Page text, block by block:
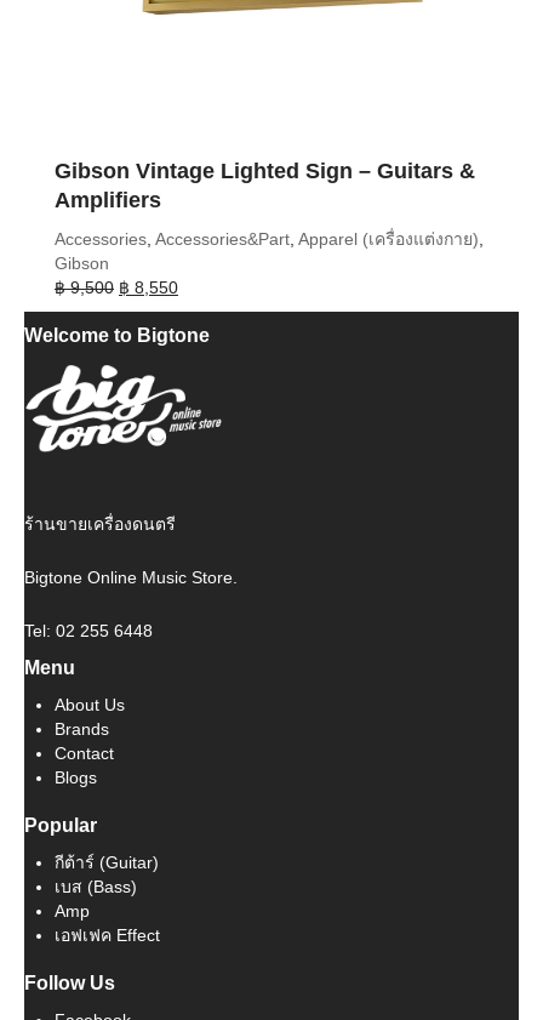
Gibson Vintage Lighted Sign – Guitars &
Amplifiers
Accessories, Accessories&Part, Apparel (เครื่องแต่งกาย),
Gibson
฿9,500 Original
price
was:
฿ 8,550Current
price
is:
Welcome to Bigtone
ร้านขายเครื่องดนตรี
Bigtone Online Music Store.
Tel: 02 255 6448
Menu
About Us
Brands
Contact
Blogs
Popular
กีต้าร์ (Guitar)
เบส (Bass)
Amp
เอฟเฟค Effect
Follow Us